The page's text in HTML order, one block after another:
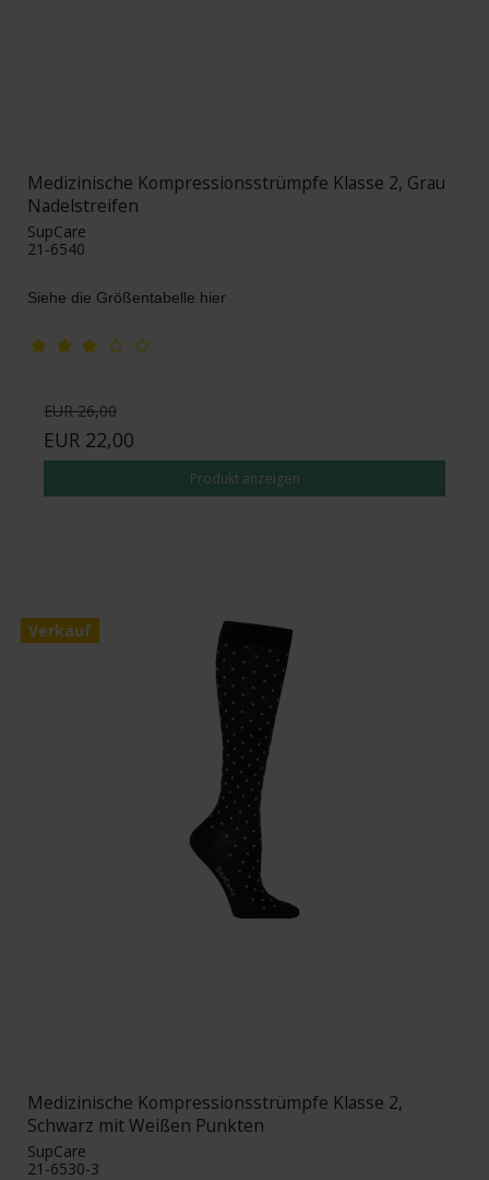
Medizinische Kompressionsstrümpfe Klasse 2, Grau
Nadelstreifen
SupCare
21-6540
Siehe die Größentabelle hier
EUR 26,00
EUR 22,00
Produkt anzeigen
Verkauf
Medizinische Kompressionsstrümpfe Klasse 2,
Schwarz mit Weißen Punkten
SupCare
21-6530-3